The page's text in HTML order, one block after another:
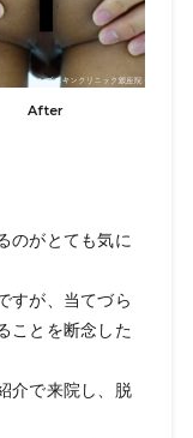
After
のがとても気に
すが、当てづら
ことを断念した
介で来院し、脱